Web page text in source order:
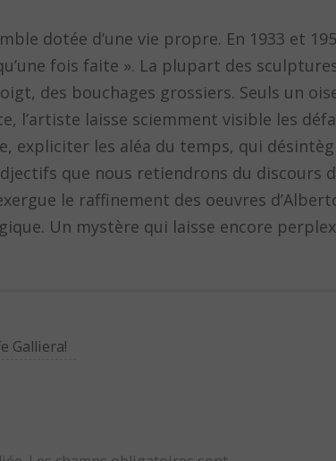
dotée d’une vie propre. En 1933 et
fois faite ». La plupart des
des bouchages grossiers. Seuls un
l’artiste laisse sciemment visible les
expliciter les aléa du temps, qui
que nous retiendrons du discours
le raffinement des oeuvres
Un mystère qui laisse encore
Galliera!